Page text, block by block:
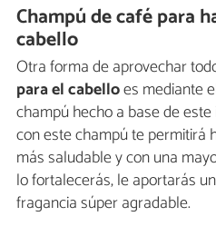
Champú de café para
cabello
Otra forma de aprovechar
para el cabelloes mediante
champú hecho a base de
con este champú te permitirá
más saludable y con una
lo fortalecerás, le aportarás
fragancia súper agradable.